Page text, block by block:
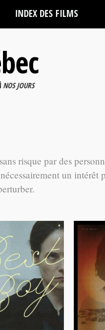
INDEX DES FILMS
NOS JOURS
risque par des
un